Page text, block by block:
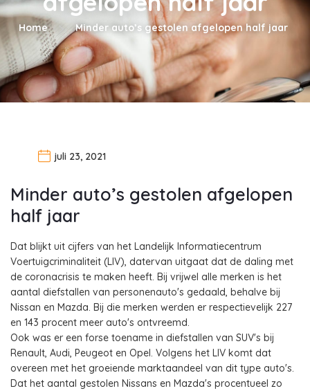
Home Minder auto’s gestolen afgelopen half jaar
juli 23, 2021
Minder auto’s gestolen afgelopen
half jaar
Dat blijkt uit cijfers van het Landelijk Informatiecentrum
Voertuigcriminaliteit (LIV), datervan uitgaat dat de daling met
de coronacrisis te maken heeft. Bij vrijwel alle merken is het
aantal diefstallen van personenauto's gedaald, behalve bij
Nissan en Mazda. Bij die merken werden er respectievelijk 227
en 143 procent meer auto's ontvreemd.
Ook was er een forse toename in diefstallen van SUV's bij
Renault, Audi, Peugeot en Opel. Volgens het LIV komt dat
overeen met het groeiende marktaandeel van dit type auto's.
Dat het aantal gestolen Nissans en Mazda's procentueel zo